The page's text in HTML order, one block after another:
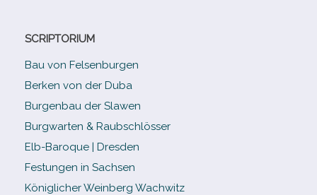
SCRIPTORIUM
Bau von Felsenburgen
Berken von der Duba
Burgenbau der Slawen
Burgwarten & Raubschlösser
Elb-​Baroque | Dresden
Festungen in Sachsen
Königlicher Weinberg Wachwitz